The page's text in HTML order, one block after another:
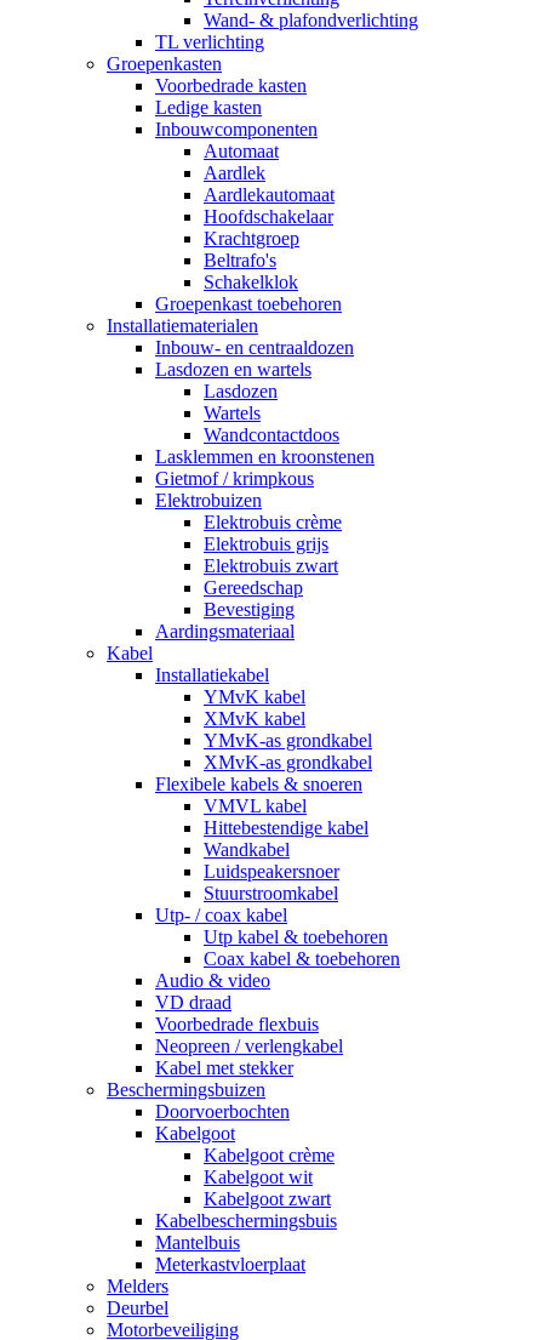
Wand- & plafondverlichting
TL verlichting
Groepenkasten
Voorbedrade kasten
Ledige kasten
Inbouwcomponenten
Automaat
Aardlek
Aardlekautomaat
Hoofdschakelaar
Krachtgroep
Beltrafo's
Schakelklok
Groepenkast toebehoren
Installatiematerialen
Inbouw- en centraaldozen
Lasdozen en wartels
Lasdozen
Wartels
Wandcontactdoos
Lasklemmen en kroonstenen
Gietmof / krimpkous
Elektrobuizen
Elektrobuis crème
Elektrobuis grijs
Elektrobuis zwart
Gereedschap
Bevestiging
Aardingsmateriaal
Kabel
Installatiekabel
YMvK kabel
XMvK kabel
YMvK-as grondkabel
XMvK-as grondkabel
Flexibele kabels & snoeren
VMVL kabel
Hittebestendige kabel
Wandkabel
Luidspeakersnoer
Stuurstroomkabel
Utp- / coax kabel
Utp kabel & toebehoren
Coax kabel & toebehoren
Audio & video
VD draad
Voorbedrade flexbuis
Neopreen / verlengkabel
Kabel met stekker
Beschermingsbuizen
Doorvoerbochten
Kabelgoot
Kabelgoot crème
Kabelgoot wit
Kabelgoot zwart
Kabelbeschermingsbuis
Mantelbuis
Meterkastvloerplaat
Melders
Deurbel
Motorbeveiliging